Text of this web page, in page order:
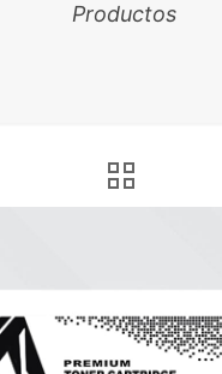
Productos